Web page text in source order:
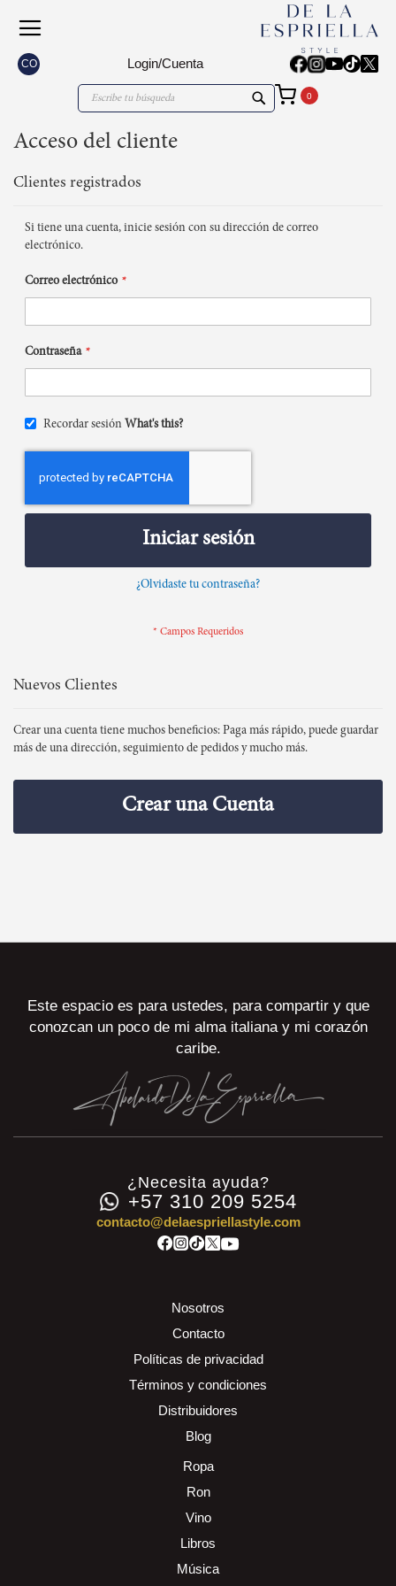
CO Login/Cuenta
Search
Acceso del cliente
Clientes registrados
Si tiene una cuenta, inicie sesión con su dirección de correo
electrónico.
Correo electrónico
Contraseña
Recordar sesión What's this?
Iniciar sesión
¿Olvidaste tu contraseña?
Nuevos Clientes
Crear una cuenta tiene muchos beneficios: Paga más rápido, puede guardar
más de una dirección, seguimiento de pedidos y mucho más.
Crear una Cuenta
Este espacio es para ustedes, para compartir y que
conozcan un poco de mi alma italiana y mi corazón
caribe.
¿Necesita ayuda?
+57 310 209 5254
contacto@delaespriellastyle.com
Nosotros
Contacto
Políticas de privacidad
Términos y condiciones
Distribuidores
Blog
Ropa
Ron
Vino
Libros
Música